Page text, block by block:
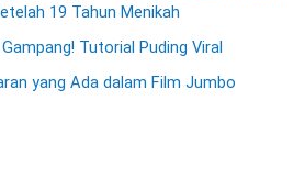
19 Tahun Menikah
Gampang! Tutorial Puding Viral
yang Ada dalam Film Jumbo